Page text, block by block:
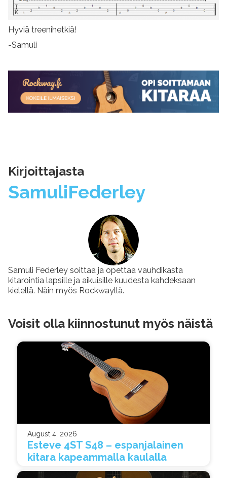
Hyviä treenihetkiä!
-Samuli
Kirjoittajasta
SamuliFederley
Samuli Federley soittaa ja opettaa vauhdikasta
kitarointia lapsille ja aikuisille kuudesta kahdeksaan
kielellä. Näin myös Rockwayllä.
Voisit olla kiinnostunut myös näistä
August 4, 2026
Esteve 4ST S48 – espanjalainen
kitara kapeammalla kaulalla